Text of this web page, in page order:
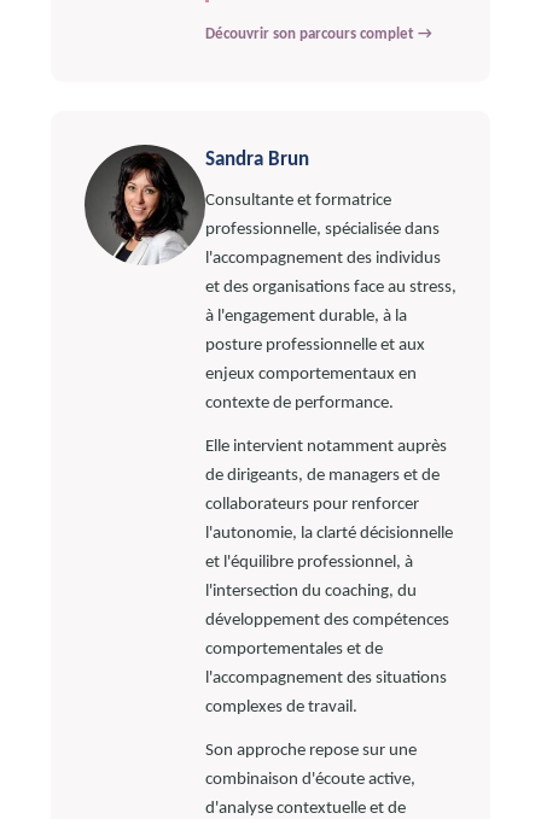
Découvrir son parcours complet →
Sandra Brun
Consultante et formatrice
professionnelle, spécialisée dans
l'accompagnement des individus
et des organisations face au stress,
à l'engagement durable, à la
posture professionnelle et aux
enjeux comportementaux en
contexte de performance.
Elle intervient notamment auprès
de dirigeants, de managers et de
collaborateurs pour renforcer
l'autonomie, la clarté décisionnelle
et l'équilibre professionnel, à
l'intersection du coaching, du
développement des compétences
comportementales et de
l'accompagnement des situations
complexes de travail.
Son approche repose sur une
combinaison d'écoute active,
d'analyse contextuelle et de